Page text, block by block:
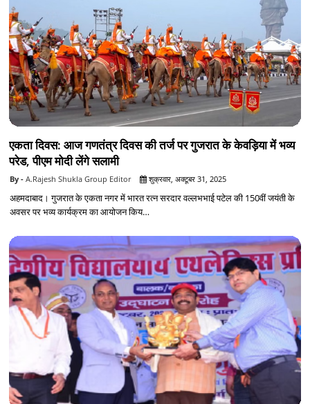
एकता दिवस: आज गणतंत्र दिवस की तर्ज पर गुजरात के केवड़िया में भव्य
परेड, पीएम मोदी लेंगे सलामी
A.Rajesh Shukla Group Editor शुक्रवार, अक्टूबर 31, 2025
अहमदाबाद। गुजरात के एकता नगर में भारत रत्न सरदार वल्लभभाई पटेल की 150वीं जयंती के
अवसर पर भव्य कार्यक्रम का आयोजन किय…